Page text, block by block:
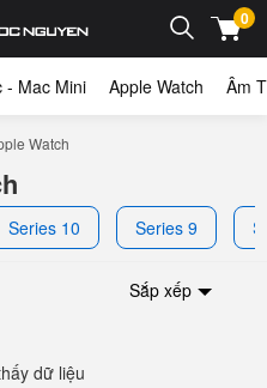
0
- Mac Mini Apple Watch Âm
Watch
Series 10 Series 9
Sắp xếp
dữ liệu